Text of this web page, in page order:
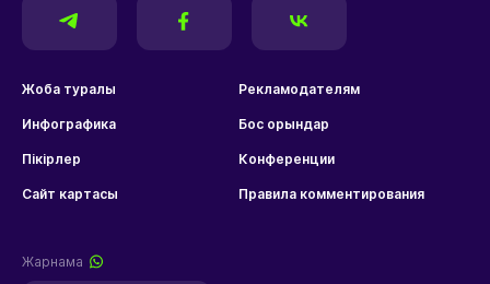
Жоба туралы Рекламодателям
Инфографика Бос орындар
Пікірлер Конференции
Сайт картасы Правила комментирования
Жарнама